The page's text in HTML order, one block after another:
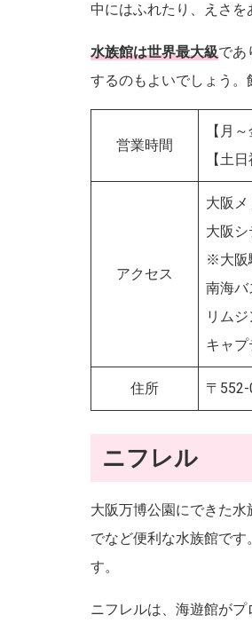
中にはふれたり、えさを
水族館は世界最大級であ
するのもよいでしょう。
営業時間
【月
【土
アクセス
大阪
大阪
※大阪
南海バ
リム
キャ
住所 〒
ニフレル
大阪万博公園にできた
でなど便利な水族館で
す。
ニフレルは、海遊館がプ